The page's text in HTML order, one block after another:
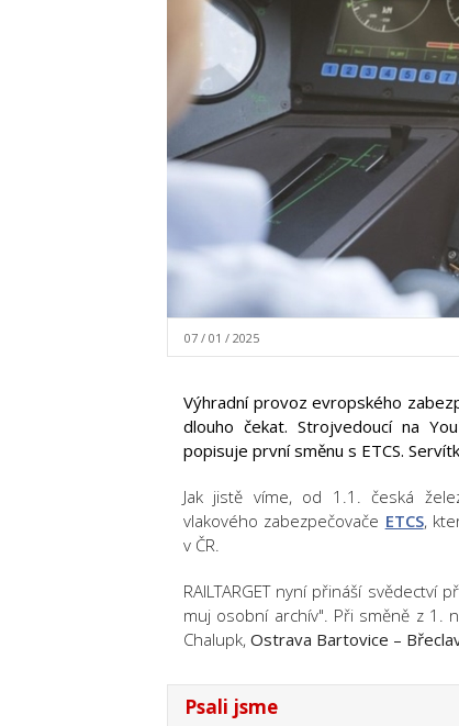
07 / 01 / 2025
Výhradní provoz evropského
dlouho čekat. Strojvedoucí na
popisuje první směnu s ETCS.
Jak jistě víme, od 1.1. česká
vlakového zabezpečovače ETCS,
v ČR.
RAILTARGET nyní přináší svědectví
muj osobní archív". Při směně z 1.
Chalupk, Ostrava Bartovice –
Psali jsme